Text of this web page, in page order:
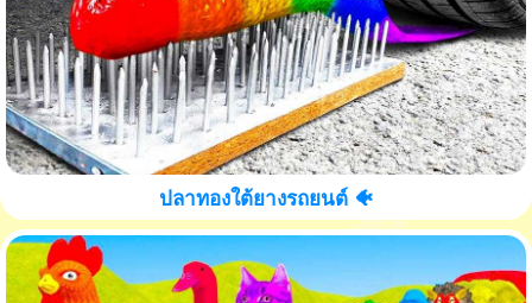
ปลาทองใต้ยางรถยนต์ 🐠